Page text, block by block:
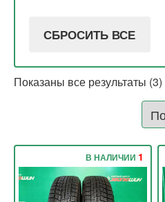
СБРОСИТЬ ВСЕ
Показаны все результаты (3)
В НАЛИЧИИ 1